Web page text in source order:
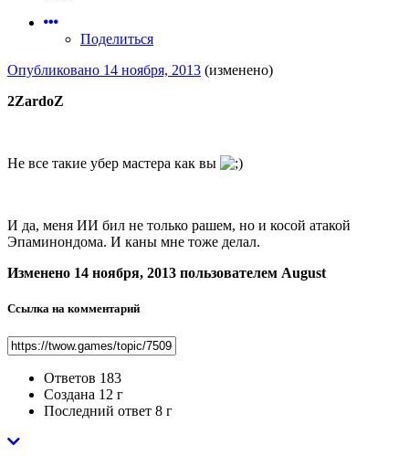
Поделиться
Опубликовано 14 ноября, 2013 (изменено)
2ZardoZ
Не все такие убер мастера как вы
И да, меня ИИ бил не только рашем, но и косой атакой
Эпаминондома. И каны мне тоже делал.
Изменено 14 ноября, 2013 пользователем August
Ссылка на комментарий
Ответов 183
Создана 12 г
Последний ответ 8 г